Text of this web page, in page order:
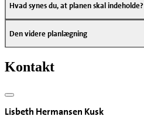
Hvad synes du, at planen skal indeholde?
Den videre planlægning
Kontakt
Lisbeth Hermansen Kusk